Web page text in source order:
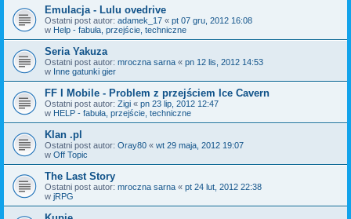
Emulacja - Lulu ovedrive
Ostatni post autor: adamek_17 « pt 07 gru, 2012 16:08
w Help - fabuła, przejście, techniczne
Seria Yakuza
Ostatni post autor: mroczna sarna « pn 12 lis, 2012 14:53
w Inne gatunki gier
FF I Mobile - Problem z przejściem Ice Cavern
Ostatni post autor: Zigi « pn 23 lip, 2012 12:47
w HELP - fabuła, przejście, techniczne
Klan .pl
Ostatni post autor: Oray80 « wt 29 maja, 2012 19:07
w Off Topic
The Last Story
Ostatni post autor: mroczna sarna « pt 24 lut, 2012 22:38
w jRPG